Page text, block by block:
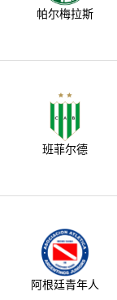
帕尔梅拉斯
班菲尔德
阿根廷青年人